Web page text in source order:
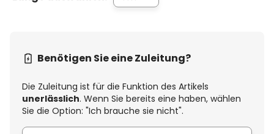
Benötigen Sie eine Zuleitung?
Die Zuleitung ist für die Funktion des Artikels
unerlässlich. Wenn Sie bereits eine haben, wählen
Sie die Option: "Ich brauche sie nicht".